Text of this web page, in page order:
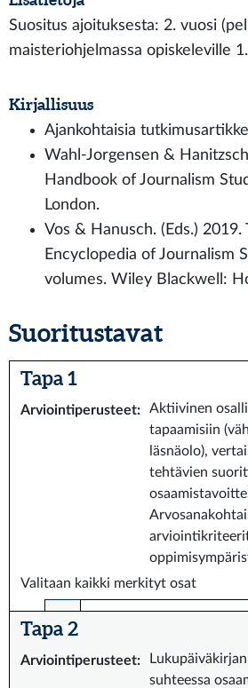
Suositus ajoituksesta: 2. vuosi
maisteriohjelmassa opiskeleville
Kirjallisuus
Ajankohtaisia
Wahl-Jorgensen &
Handbook of Journalism
London.
Vos & Hanusch. (Eds.)
Encyclopedia of Journalism
volumes. Wiley Blackwell:
Suoritustavat
Tapa 1
Arviointiperusteet:
Aktiivinen
tapaamisiin
läsnäolo),
tehtävien
Valitaan kaikki merkityt osat
Tapa 2
Arviointiperusteet:
suhteessa